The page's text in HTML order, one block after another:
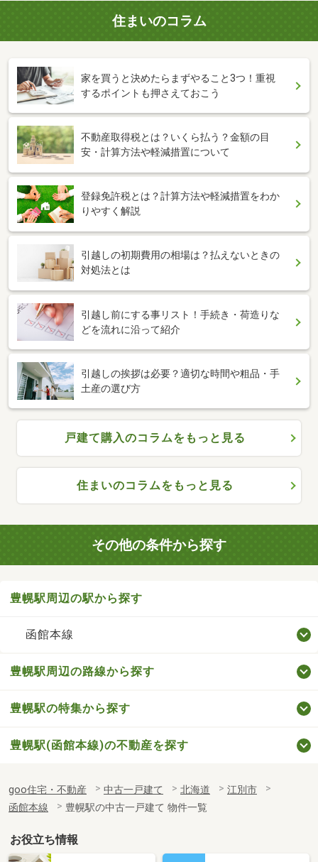
住まいのコラム
家を買うと決めたらまずやること3つ！重視
するポイントも押さえておこう
不動産取得税とは？いくら払う？金額の目
安・計算方法や軽減措置について
登録免許税とは？計算方法や軽減措置をわか
りやすく解説
引越しの初期費用の相場は？払えないときの
対処法とは
引越し前にする事リスト！手続き・荷造りな
どを流れに沿って紹介
引越しの挨拶は必要？適切な時間や粗品・手
土産の選び方
戸建て購入のコラムをもっと見る
住まいのコラムをもっと見る
その他の条件から探す
豊幌駅周辺の駅から探す
函館本線
豊幌駅周辺の路線から探す
豊幌駅の特集から探す
豊幌駅(函館本線)の不動産を探す
goo住宅・不動産 中古一戸建て 北海道
江別市
函館本線
豊幌駅の中古一戸建て 物件一覧
お役立ち情報